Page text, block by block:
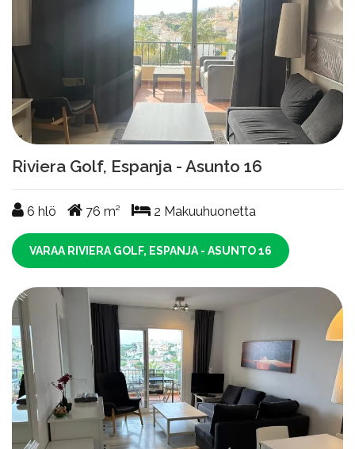
Riviera Golf, Espanja - Asunto 16
6 hlö 76 m² 2 Makuuhuonetta
VARAA RIVIERA GOLF, ESPANJA - ASUNTO 16